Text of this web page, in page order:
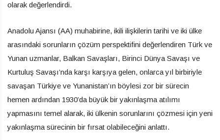
olarak değerlendirdi.
Anadolu Ajansı (AA) muhabirine, ikili ilişkilerin tarihi ve iki ülke
arasındaki sorunların çözüm perspektifini değerlendiren Türk ve
Yunan uzmanlar, Balkan Savaşları, Birinci Dünya Savaşı ve
Kurtuluş Savaşı’nda karşı karşıya gelen, onlarca yıl birbiriyle
savaşan Türkiye ve Yunanistan’ın böylesi zor bir sürecin
hemen ardından 1930’da büyük bir yakınlaşma atılımı
yapmasını temel alarak, iki ülkenin sorunlarını çözmesi için yeni
yakınlaşma sürecinin bir fırsat olabileceğini anlattı.